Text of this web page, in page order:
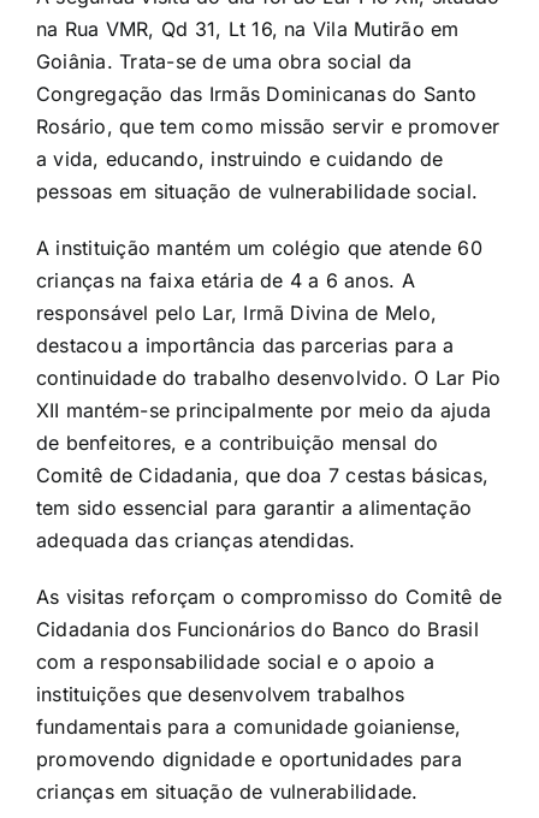
na Rua VMR, Qd 31, Lt 16, na Vila Mutirão em
Goiânia. Trata-se de uma obra social da
Congregação das Irmãs Dominicanas do Santo
Rosário, que tem como missão servir e promover
a vida, educando, instruindo e cuidando de
pessoas em situação de vulnerabilidade social.
A instituição mantém um colégio que atende 60
crianças na faixa etária de 4 a 6 anos. A
responsável pelo Lar, Irmã Divina de Melo,
destacou a importância das parcerias para a
continuidade do trabalho desenvolvido. O Lar Pio
XII mantém-se principalmente por meio da ajuda
de benfeitores, e a contribuição mensal do
Comitê de Cidadania, que doa 7 cestas básicas,
tem sido essencial para garantir a alimentação
adequada das crianças atendidas.
As visitas reforçam o compromisso do Comitê de
Cidadania dos Funcionários do Banco do Brasil
com a responsabilidade social e o apoio a
instituições que desenvolvem trabalhos
fundamentais para a comunidade goianiense,
promovendo dignidade e oportunidades para
crianças em situação de vulnerabilidade.